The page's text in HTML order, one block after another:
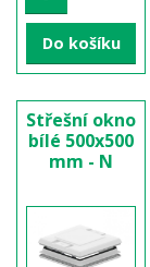
Do košíku
Střešní okno
bílé 500x500
mm - N